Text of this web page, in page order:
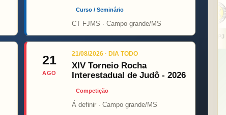
Curso / Seminário
CT FJMS · Campo grande/MS
21
AGO
21/08/2026 · DIA TODO
XIV Torneio Rocha
Interestadual de Judô - 2026
Competição
Á definir · Campo grande/MS
Top Fight ONÇA PINT PSOPJ IS Roza